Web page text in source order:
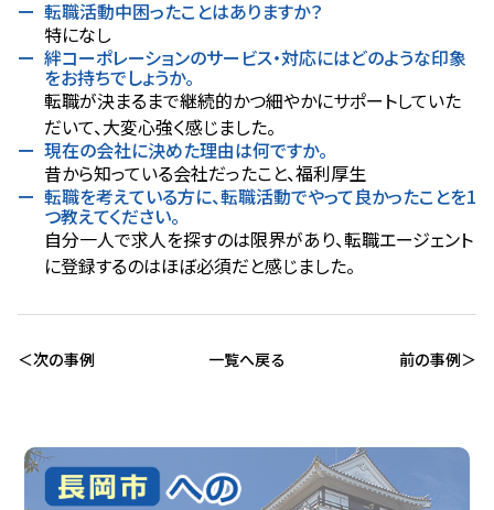
転職活動中困ったことはありますか？
特になし
絆コーポレーションのサービス・対応にはどのような印象
をお持ちでしょうか。
転職が決まるまで継続的かつ細やかにサポートしていた
だいて、大変心強く感じました。
現在の会社に決めた理由は何ですか。
昔から知っている会社だったこと、福利厚生
転職を考えている方に、転職活動でやって良かったことを1
つ教えてください。
自分一人で求人を探すのは限界があり、転職エージェント
に登録するのはほぼ必須だと感じました。
次の事例 一覧へ戻る 前の事例